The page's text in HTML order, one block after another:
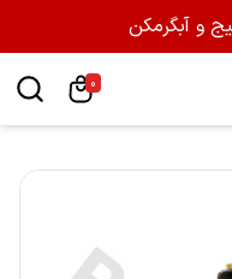
و آبگرمکن
0